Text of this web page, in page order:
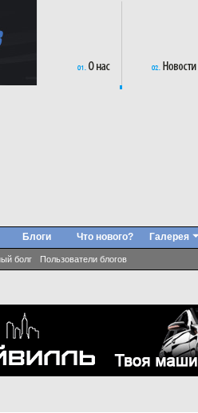
Блоги
болг Пользователи блогов
Что нового? Галерея